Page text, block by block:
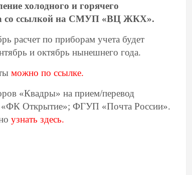
холодного и горячего
со ссылкой на СМУП «ВЦ ЖКХ».
расчет по приборам учета будет
и октябрь нынешнего года.
можно по ссылке.
«Квадры» на прием/перевод
«ФК Открытие»; ФГУП «Почта России».
узнать здесь.